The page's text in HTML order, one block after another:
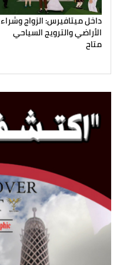
داخل ميتافيرس: الزواج وشراء
الأراضي والترويج السياحي
متاح